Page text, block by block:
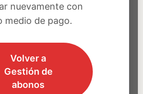
nuevamente con
medio de pago.
Volver a
Gestión de
abonos